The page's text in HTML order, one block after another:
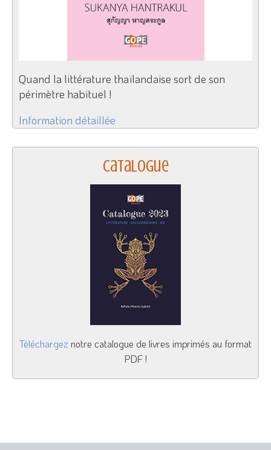
Quand la littérature thaïlandaise sort de son
périmètre habituel !
Information détaillée
Catalogue
Téléchargez notre catalogue de livres imprimés au format
PDF !